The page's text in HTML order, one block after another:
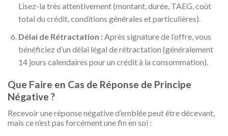
Lisez-la très attentivement (montant, durée, TAEG, coût
total du crédit, conditions générales et particulières).
Délai de Rétractation :Après signature de l’offre, vous
bénéficiez d’un délai légal de rétractation (généralement
14 jours calendaires pour un crédit à la consommation).
Que Faire en Cas de Réponse de Principe
Négative ?
Recevoir une réponse négative d’emblée peut être décevant,
mais ce n’est pas forcément une fin en soi :